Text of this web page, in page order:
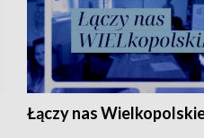
Łączy nas